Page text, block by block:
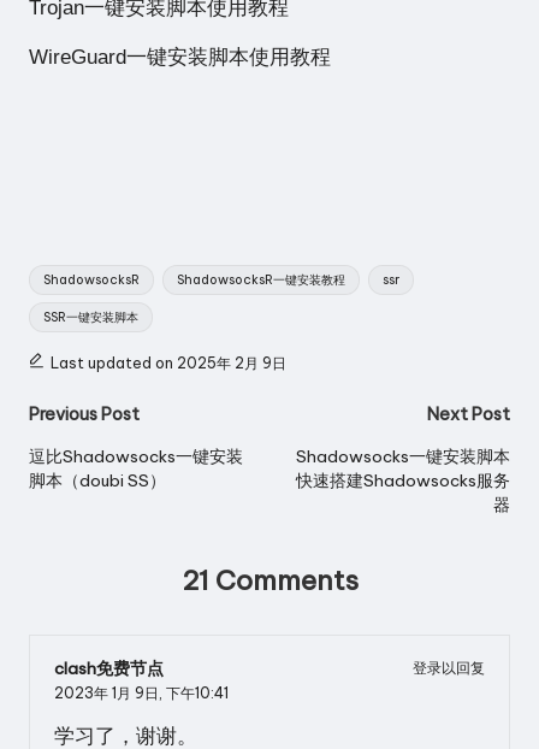
Trojan一键安装脚本使用教程
WireGuard一键安装脚本使用教程
Tags:
ShadowsocksR ShadowsocksR一键安装教程 ssr
SSR一键安装脚本
Last updated on 2025年 2月 9日
Post
navigation
Previous Post
逗比Shadowsocks一键安装
脚本（doubi SS）
Next Post
Shadowsocks一键安装脚本
快速搭建Shadowsocks服务
器
21 Comments
clash免费节点
登录以回复
2023年 1月 9日, 下午10:41
学习了，谢谢。